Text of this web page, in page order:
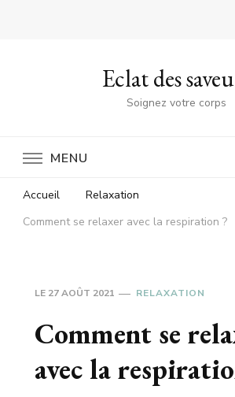
Eclat des
Soignez votre corps
MENU
Accueil
Relaxation
Comment se relaxer avec la respiration ?
LE 27 AOÛT 2021 RELAXATION
Comment se
avec la